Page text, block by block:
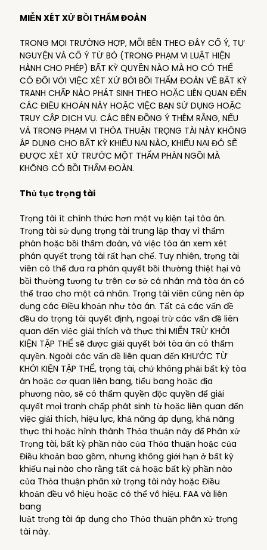
MIỄN XÉT XỬ BỒI THẨM ĐOÀN
TRONG MỌI TRƯỜNG HỢP, MỖI BÊN THEO ĐÂY CỐ Ý, TỰ
NGUYỆN VÀ CỐ Ý TỪ BỎ (TRONG PHẠM VI LUẬT HIỆN
HÀNH CHO PHÉP) BẤT KỲ QUYỀN NÀO MÀ HỌ CÓ THỂ
CÓ ĐỐI VỚI VIỆC XÉT XỬ BỞI BỒI THẨM ĐOÀN VỀ BẤT KỲ
TRANH CHẤP NÀO PHÁT SINH THEO HOẶC LIÊN QUAN ĐẾN
CÁC ĐIỀU KHOẢN NÀY HOẶC VIỆC BẠN SỬ DỤNG HOẶC
TRUY CẬP DỊCH VỤ. CÁC BÊN ĐỒNG Ý THÊM RẰNG, NẾU
VÀ TRONG PHẠM VI THỎA THUẬN TRỌNG TÀI NÀY KHÔNG
ÁP DỤNG CHO BẤT KỲ KHIẾU NẠI NÀO, KHIẾU NẠI ĐÓ SẼ
ĐƯỢC XÉT XỬ TRƯỚC MỘT THẨM PHÁN NGỒI MÀ
KHÔNG CÓ BỒI THẨM ĐOÀN.
Thủ tục trọng tài
Trọng tài ít chính thức hơn một vụ kiện tại tòa án.
Trọng tài sử dụng trọng tài trung lập thay vì thẩm
phán hoặc bồi thẩm đoàn, và việc tòa án xem xét
phán quyết trọng tài rất hạn chế. Tuy nhiên, trọng tài
viên có thể đưa ra phán quyết bồi thường thiệt hại và
bồi thường tương tự trên cơ sở cá nhân mà tòa án có
thể trao cho một cá nhân. Trọng tài viên cũng nên áp
dụng các Điều khoản như tòa án. Tất cả các vấn đề
đều do trọng tài quyết định, ngoại trừ các vấn đề liên
quan đến việc giải thích và thực thi MIỄN TRỪ KHỞI
KIỆN TẬP THỂ sẽ được giải quyết bởi tòa án có thẩm
quyền. Ngoài các vấn đề liên quan đến KHƯỚC TỪ
KHỞI KIỆN TẬP THỂ, trọng tài, chứ không phải bất kỳ tòa
án hoặc cơ quan liên bang, tiểu bang hoặc địa
phương nào, sẽ có thẩm quyền độc quyền để giải
quyết mọi tranh chấp phát sinh từ hoặc liên quan đến
việc giải thích, hiệu lực, khả năng áp dụng, khả năng
thực thi hoặc hình thành Thỏa thuận này để Phân xử
Trọng tài, bất kỳ phần nào của Thỏa thuận hoặc của
Điều khoản bao gồm, nhưng không giới hạn ở bất kỳ
khiếu nại nào cho rằng tất cả hoặc bất kỳ phần nào
của Thỏa thuận phân xử trọng tài này hoặc Điều
khoản đều vô hiệu hoặc có thể vô hiệu. FAA và liên
bang
luật trọng tài áp dụng cho Thỏa thuận phân xử trọng
tài này.